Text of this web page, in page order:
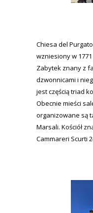
Chiesa del
wzniesiony w
Zabytek znany z
dzwonnicami i
jest częścią triad
Obecnie mieści
organizowane są
Marsali. Kościół
Cammareri Scurti